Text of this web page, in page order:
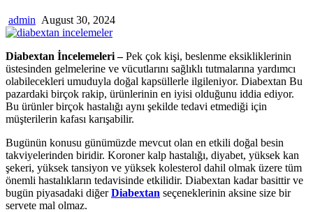
Author:
admin
Published
Date:
August 30, 2024
Diabextan İncelemeleri –Pek çok kişi, beslenme eksikliklerinin
üstesinden gelmelerine ve vücutlarını sağlıklı tutmalarına yardımcı
olabilecekleri umuduyla doğal kapsüllerle ilgileniyor. Diabextan Bu
pazardaki birçok rakip, ürünlerinin en iyisi olduğunu iddia ediyor.
Bu ürünler birçok hastalığı aynı şekilde tedavi etmediği için
müşterilerin kafası karışabilir.
Bugünün konusu günümüzde mevcut olan en etkili doğal besin
takviyelerinden biridir. Koroner kalp hastalığı, diyabet, yüksek kan
şekeri, yüksek tansiyon ve yüksek kolesterol dahil olmak üzere tüm
önemli hastalıkların tedavisinde etkilidir. Diabextan kadar basittir ve
bugün piyasadaki diğerDiabextan seçeneklerinin aksine size bir
servete mal olmaz.